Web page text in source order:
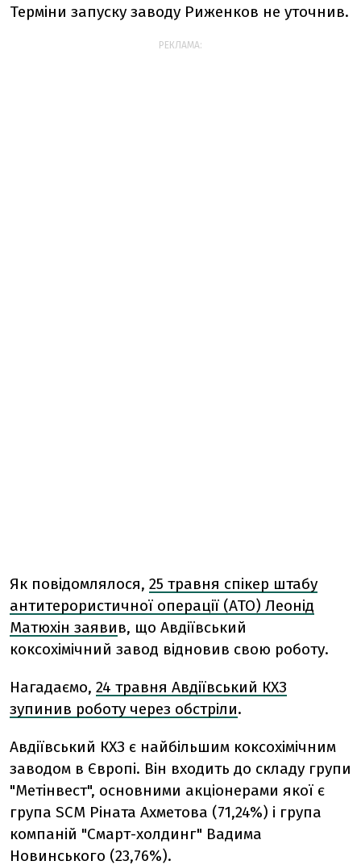
Терміни запуску заводу Риженков не уточнив.
РЕКЛАМА:
Як повідомлялося, 25 травня спікер штабу
антитерористичної операції (АТО) Леонід
Матюхін заявив, що Авдіївський
коксохімічний завод відновив свою роботу.
Нагадаємо, 24 травня Авдіївський КХЗ
зупинив роботу через обстріли.
Авдіївський КХЗ є найбільшим коксохімічним
заводом в Європі. Він входить до складу групи
"Метінвест", основними акціонерами якої є
група SCM Ріната Ахметова (71,24%) і група
компаній "Смарт-холдинг" Вадима
Новинського (23,76%).